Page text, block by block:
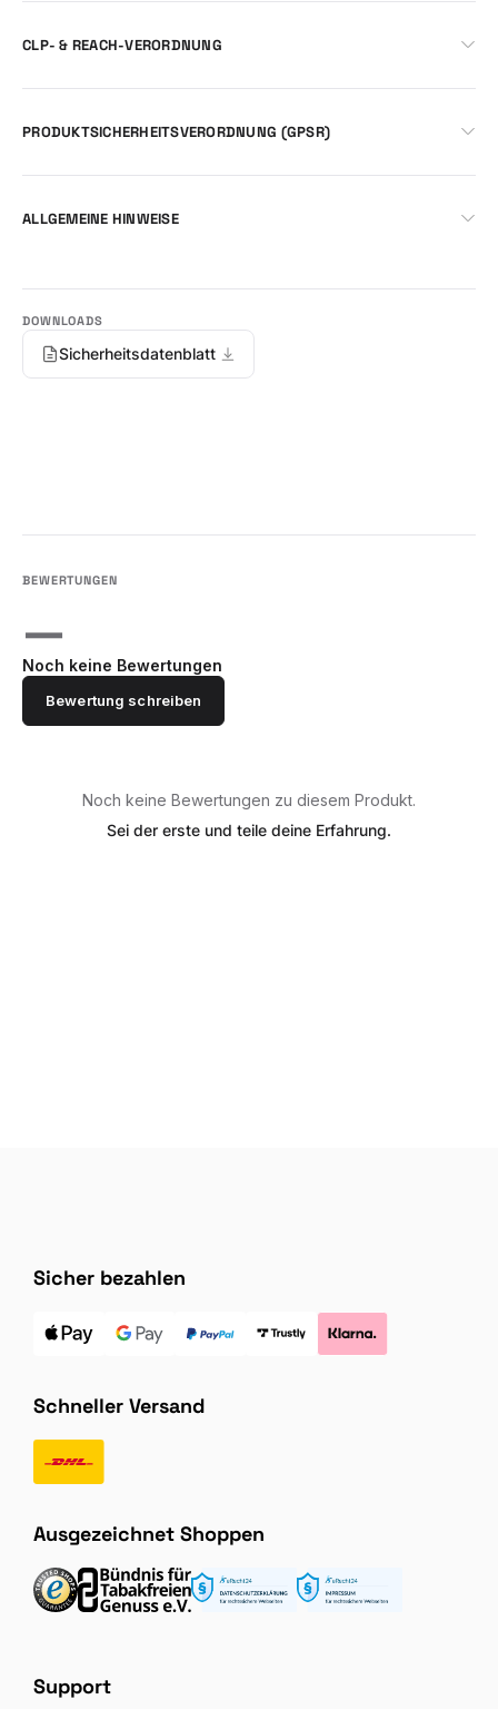
CLP- & REACH-VERORDNUNG
PRODUKTSICHERHEITSVERORDNUNG (GPSR)
ALLGEMEINE HINWEISE
Sicherheitsdatenblatt
—
Noch keine Bewertungen
Bewertung schreiben
Noch keine Bewertungen zu diesem Produkt.
Sei der erste und teile deine Erfahrung.
Sicher bezahlen
Schneller Versand
Ausgezeichnet Shoppen
Support